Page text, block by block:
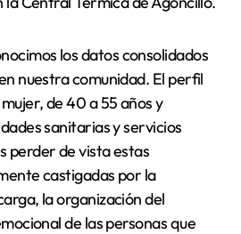
los datos consolidados
nuestra comunidad. El perfil
de 40 a 55 años y
sanitarias y servicios
perder de vista estas
castigadas por la
la organización del
de las personas que